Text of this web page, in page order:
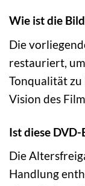
Wie ist die
Die
restauriert,
Tonqualität
Vision des
Ist diese
Die
Handlung